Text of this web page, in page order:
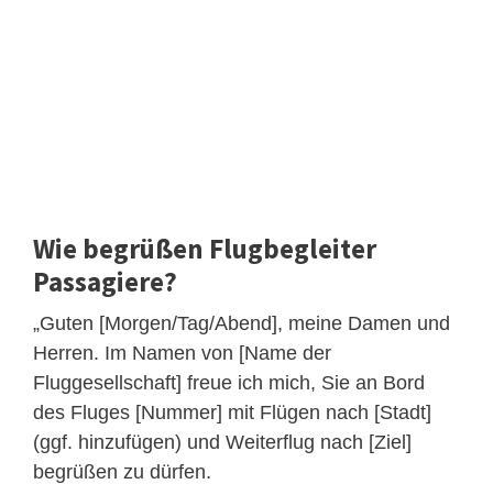
Wie begrüßen Flugbegleiter
Passagiere?
„Guten [Morgen/Tag/Abend], meine Damen und
Herren. Im Namen von [Name der
Fluggesellschaft] freue ich mich, Sie an Bord
des Fluges [Nummer] mit Flügen nach [Stadt]
(ggf. hinzufügen) und Weiterflug nach [Ziel]
begrüßen zu dürfen.